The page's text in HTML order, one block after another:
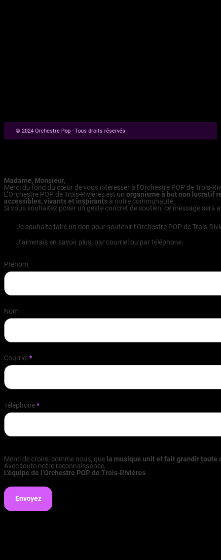
© 2024 Orchestre Pop - Tous droits réservés
Madame, Monsieur,
Merci du fond du cœur de vous intéresser à l’Orchestre POP de Trois-
L’Orchestre POP de Trois-Rivières est un organisme à but non lucratif
accessibles, vivants et inspirants à notre communauté.
Si vous souhaitez poser un geste concret de soutien, ce message
Je souhaite faire un don pour soutenir l’Orchestre POP de Trois-
J’aimerais en savoir plus, par courriel ou par téléphone.
Prénom
Nom
Courriel *
Téléphone*
Merci de croire, comme nous, que la musique unit et fait grandir toute
Avec toute notre reconnaissance,
L’équipe de l’Orchestre POP de Trois-Rivières
Envoyez